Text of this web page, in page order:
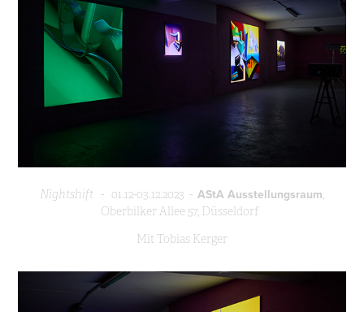
Nightshift - 01.12-03.12.2023 - AStA Ausstellungsraum,
Oberbilker Allee 57, Düsseldorf
Mit Tobias Kerger